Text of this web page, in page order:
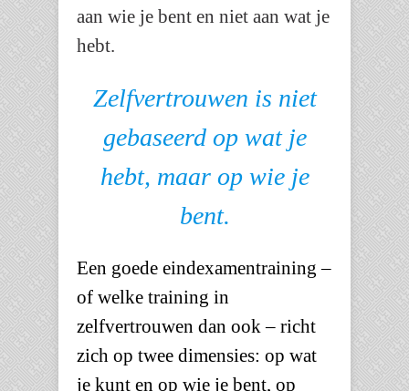
aan wie je bent en niet aan wat je
hebt.
Zelfvertrouwen is niet
gebaseerd op wat je
hebt, maar op wie je
bent.
Een goede eindexamentraining –
of welke training in
zelfvertrouwen dan ook – richt
zich op twee dimensies: op wat
je kunt en op wie je bent, op